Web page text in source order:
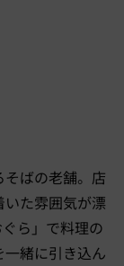
ばの老舗。店
た雰囲気が漂
ら」で料理の
緒に引き込ん